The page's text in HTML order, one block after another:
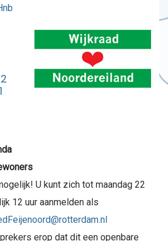
U kunt zich tot maandag 22
12 uur aanmelden als
erop dat dit een openbare